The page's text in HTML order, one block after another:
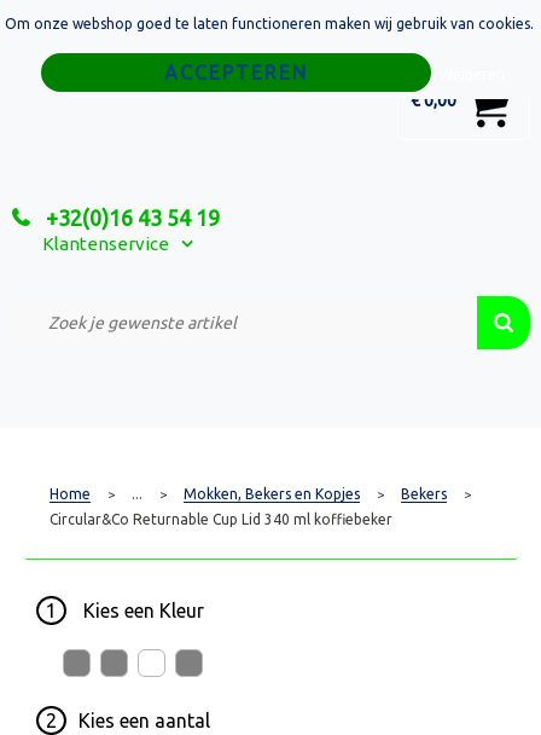
€ 0,00
+32(0)16 43 54 19
Klantenservice
Home
Relatiegeschenken
Custom Made Projecten
Home > ... > Mokken, Bekers en Kopjes > Bekers >
Circular&Co Returnable Cup Lid 340 ml koffiebeker
1 Kies een Kleur
2 Kies een aantal
Om onze webshop goed te laten functioneren maken wij gebruik van cookies.